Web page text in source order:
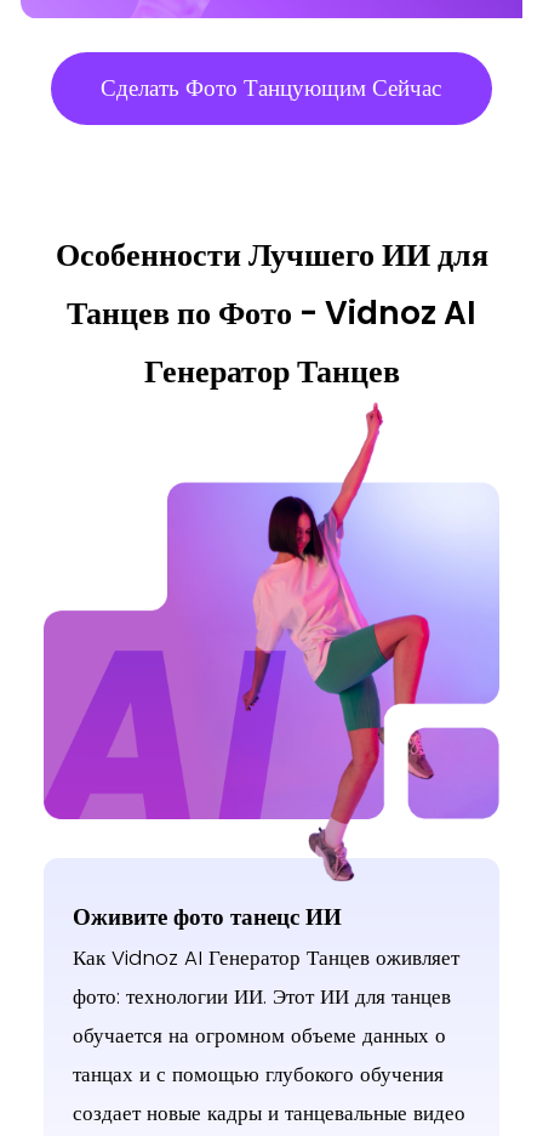
Hip Thrust
Wave Arms Swing Ballet
Body Wave ChaCha Steps
Hip Sway hip lift body wave
Shoulder Shimmy Hands Clap body shake
Сделать Фото Танцующим Сейчас
Особенности Лучшего ИИ для
Танцев по Фото - Vidnoz AI
Генератор Танцев
Оживите фото танецс ИИ
Как Vidnoz AI Генератор Танцев оживляет
фото: технологии ИИ. Этот ИИ для танцев
обучается на огромном объеме данных о
танцах и с помощью глубокого обучения
создает новые кадры и танцевальные видео